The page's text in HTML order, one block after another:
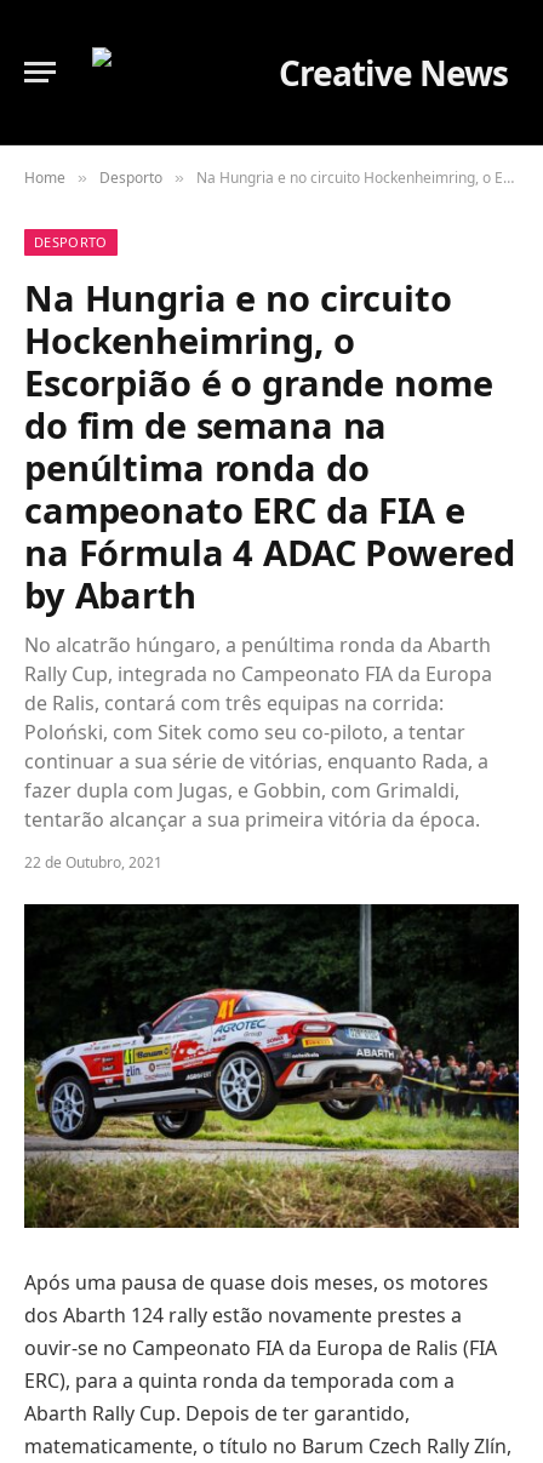
Home » Desporto » Na Hungria e no circuito Hockenheimring, o Escorpião é o grande nome do fim de semana na penúltima ronda do campeonato ERC da FIA e na Fórmula 4 ADAC Powered by Abarth
DESPORTO
Na Hungria e no circuito
Hockenheimring, o
Escorpião é o grande nome
do fim de semana na
penúltima ronda do
campeonato ERC da FIA e
na Fórmula 4 ADAC Powered
by Abarth
No alcatrão húngaro, a penúltima ronda da Abarth
Rally Cup, integrada no Campeonato FIA da Europa
de Ralis, contará com três equipas na corrida:
Poloński, com Sitek como seu co-piloto, a tentar
continuar a sua série de vitórias, enquanto Rada, a
fazer dupla com Jugas, e Gobbin, com Grimaldi,
tentarão alcançar a sua primeira vitória da época.
22 de Outubro, 2021
Após uma pausa de quase dois meses, os motores
dos Abarth 124 rally estão novamente prestes a
ouvir-se no Campeonato FIA da Europa de Ralis (FIA
ERC), para a quinta ronda da temporada com a
Abarth Rally Cup. Depois de ter garantido,
matematicamente, o título no Barum Czech Rally Zlín,